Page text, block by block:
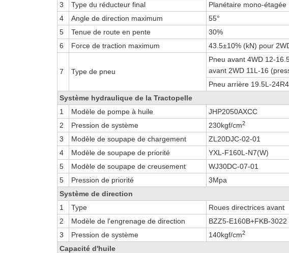
3
Type du réducteur final
Planétaire mono-étagée
4
Angle de direction maximum
55°
5
Tenue de route en pente
30%
6
Force de traction maximum 43.5±10% (kN) pour
7 Type de pneu
Pneu avant 4WD 12-
avant 2WD 11L-16
Pneu arrière 19.5L-
Système hydraulique de la Tractopelle
1
Modèle de pompe à huile
JHP2050AXCC
2
Pression de système 230kgf/cm2
3 Modèle de soupape de chargement
ZL20DJC-02-01
4
Modèle de soupape de priorité
YXL-F160L-N7(W)
5
Modèle de soupape de creusement
WJ30DC-07-01
5
Pression de priorité
3Mpa
Système de direction
1
Type
Roues directrices avant
2
Modèle de l'engrenage de direction
BZZ5-E160B+FKB-3022
3
Pression de système 140kgf/cm2
Capacité d'huile